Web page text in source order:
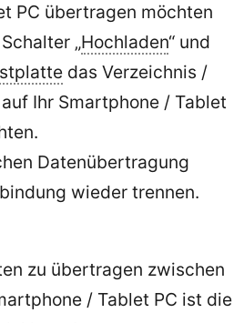
PC übertragen möchten
„Hochladen“ und
das Verzeichnis /
Ihr Smartphone / Tablet
Datenübertragung
wieder trennen.
zu übertragen zwischen
/ Tablet PC ist die